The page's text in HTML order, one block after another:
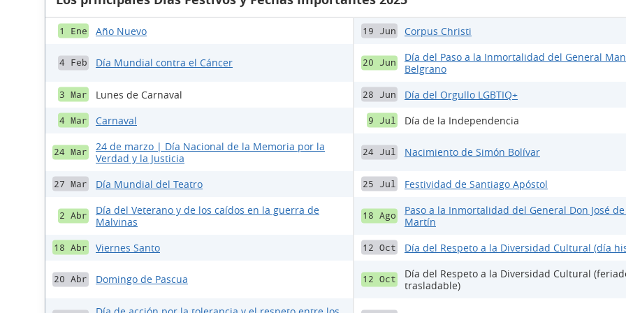
1 Ene Año Nuevo
4 Feb Día Mundial contra el Cáncer
3 Mar Lunes de Carnaval
4 Mar Carnaval
24 Mar
24 de marzo | Día Nacional de la Memoria por la
Verdad y la Justicia
27 Mar Día Mundial del Teatro
2 Abr
Día del Veterano y de los caídos en la guerra de
Malvinas
18 Abr Viernes Santo
20 Abr Domingo de Pascua
19 Jun Corpus Christi
20 Jun
Día del Paso a la Inmortalidad del General
Belgrano
28 Jun Día del Orgullo LGBTIQ+
9 Jul Día de la Independencia
24 Jul Nacimiento de Simón Bolívar
25 Jul Festividad de Santiago Apóstol
18 Ago
Paso a la Inmortalidad del General Don José de
Martín
12 Oct Día del Respeto a la Diversidad Cultural (día
12 Oct
Día del Respeto a la Diversidad Cultural
trasladable)